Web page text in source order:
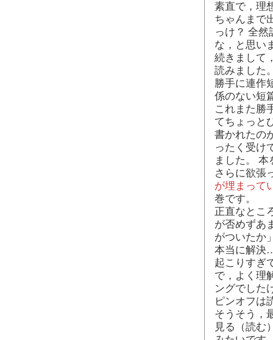
素直で，理
ちゃんまで
っけ？ 全
な，と思い
続きまして
読みました
勝手に連作
係のない短
これまた勝
てちょっと
書かれたの
ったく受け
ました。
さらに欲張
が埋まって
巻です。
正直なとこ
が否めずあ
がついたか
本当に解決
起こりすぎ
で，よく理
ングでした
ピンオフは
そうそう，
見る（読む